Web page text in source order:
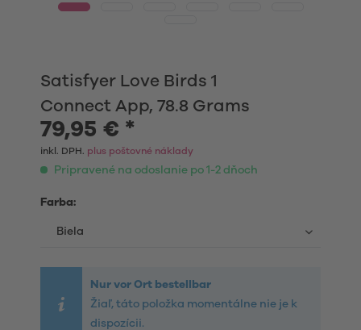
Satisfyer Love Birds 1
Connect App, 78.8 Grams
79,95 € *
inkl. DPH. plus poštovné náklady
Pripravené na odoslanie po 1-2 dňoch
Farba:
Nur vor Ort bestellbar
Žiaľ, táto položka momentálne nie je k
dispozícii.